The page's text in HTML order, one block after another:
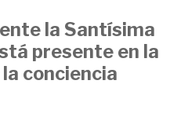
la Santísima
presente en la
conciencia